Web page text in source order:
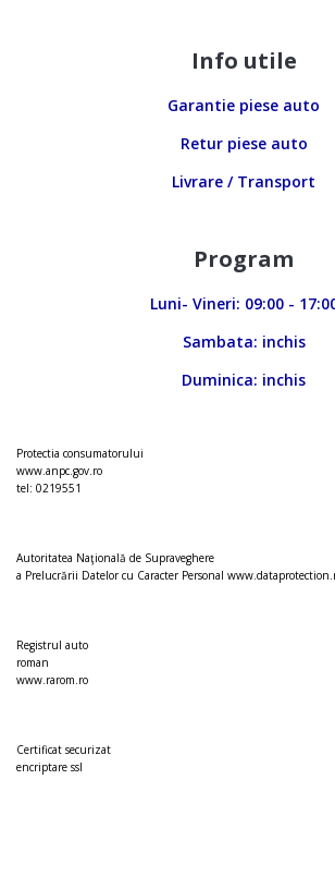
Info utile
Garantie piese auto
Retur piese auto
Livrare / Transport
Program
Luni- Vineri: 09:00 -
Sambata: inchis
Duminica: inchis
Protectia consumatorului
www.anpc.gov.ro
tel: 0219551
Autoritatea Naţională de Supraveghere
a Prelucrării Datelor cu Caracter Personal
Registrul auto
roman
www.rarom.ro
Certificat securizat
encriptare ssl